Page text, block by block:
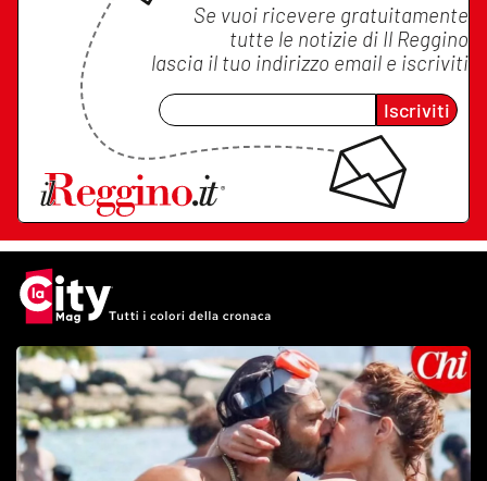
Se vuoi ricevere gratuitamente
tutte le notizie di Il Reggino
lascia il tuo indirizzo email e iscriviti
Iscriviti